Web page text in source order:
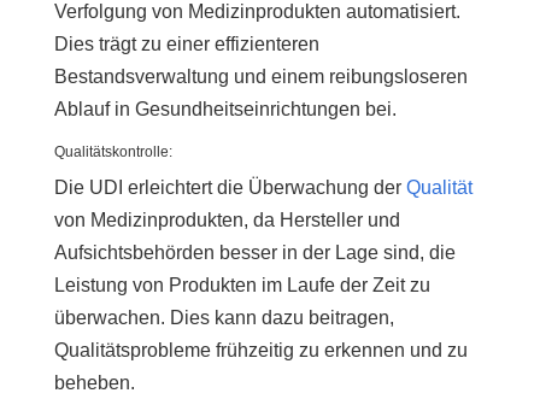
Verfolgung von Medizinprodukten automatisiert.
Dies trägt zu einer effizienteren
Bestandsverwaltung und einem reibungsloseren
Ablauf in Gesundheitseinrichtungen bei.
Qualitätskontrolle:
Die UDI erleichtert die Überwachung der Qualität
von Medizinprodukten, da Hersteller und
Aufsichtsbehörden besser in der Lage sind, die
Leistung von Produkten im Laufe der Zeit zu
überwachen. Dies kann dazu beitragen,
Qualitätsprobleme frühzeitig zu erkennen und zu
beheben.